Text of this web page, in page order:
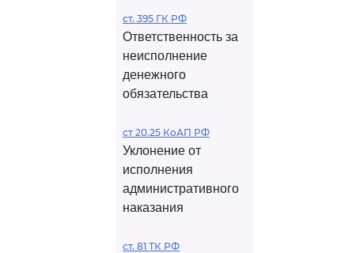
ст. 395 ГК РФ
Ответственность за
неисполнение
денежного
обязательства
ст 20.25 КоАП РФ
Уклонение от
исполнения
административного
наказания
ст. 81 ТК РФ